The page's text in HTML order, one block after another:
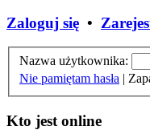
Zaloguj się •
Nazwa użytkownika:
Nie pamiętam hasła |
Kto jest online